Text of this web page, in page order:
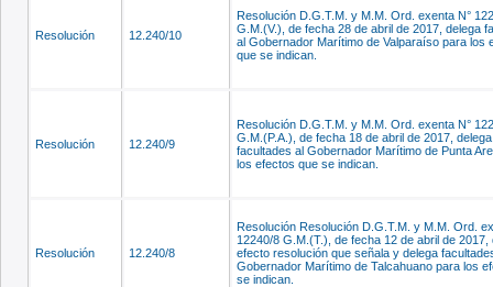
Resolución 12.240/10
Resolución D.G.T.M. y M.M. Ord. exenta N°
G.M.(V.), de fecha 28 de abril de 2017, delega
al Gobernador Marítimo de Valparaíso para los
que se indican.
Resolución 12.240/9
Resolución D.G.T.M. y M.M. Ord. exenta N°
G.M.(P.A.), de fecha 18 de abril de 2017, delega
facultades al Gobernador Marítimo de Punta
los efectos que se indican.
Resolución 12.240/8
Resolución Resolución D.G.T.M. y M.M. Ord.
12240/8 G.M.(T.), de fecha 12 de abril de 2017,
efecto resolución que señala y delega
Gobernador Marítimo de Talcahuano para los
se indican.